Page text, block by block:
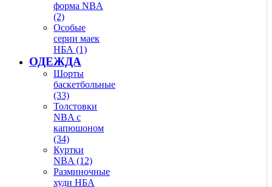
форма NBA
(2)
Особые
серии маек
НБА (1)
ОДЕЖДА
Шорты
баскетбольные
(33)
Толстовки
NBA с
капюшоном
(34)
Куртки
NBA (12)
Разминочные
худи НБА